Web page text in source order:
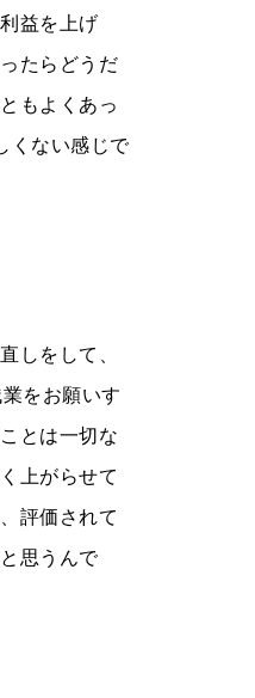
益を上げ
たらどうだ
もよくあっ
くない感じで
しをして、
をお願いす
とは一切な
上がらせて
評価されて
思うんで